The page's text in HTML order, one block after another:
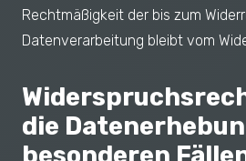
Rechtmäßigkeit der bis zum
Datenverarbeitung bleibt vom
die